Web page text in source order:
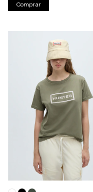
Comprar